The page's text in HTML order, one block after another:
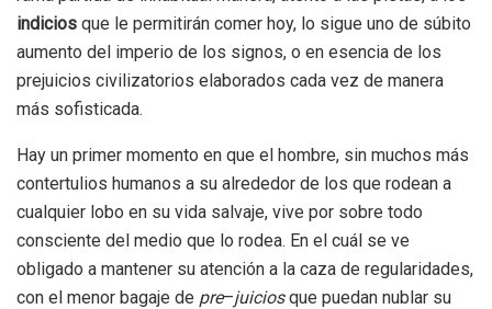
indicios que le permitirán comer hoy, lo sigue uno de súbito
aumento del imperio de los signos, o en esencia de los
prejuicios civilizatorios elaborados cada vez de manera
más sofisticada.
Hay un primer momento en que el hombre, sin muchos más
contertulios humanos a su alrededor de los que rodean a
cualquier lobo en su vida salvaje, vive por sobre todo
consciente del medio que lo rodea. En el cuál se ve
obligado a mantener su atención a la caza de regularidades,
con el menor bagaje de pre–juiciosque puedan nublar su